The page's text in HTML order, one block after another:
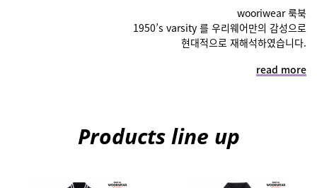
wooriwear 룩북
1950’s varsity 를 우리웨어만의 감성으로
현대적으로 재해석하였습니다.
read more
Products line up